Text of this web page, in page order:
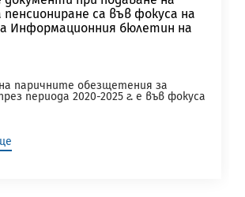
пенсиониране са във фокуса на
Информационния бюлетин на
паричните обезщетения за
периода 2020-2025 г. е във фокуса